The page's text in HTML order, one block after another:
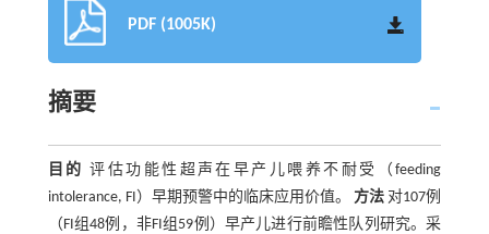
PDF (1005K)
摘要
目的 评估功能性超声在早产儿喂养不耐受（feeding
intolerance, FI）早期预警中的临床应用价值。 方法 对107例
（FI组48例，非FI组59例）早产儿进行前瞻性队列研究。采